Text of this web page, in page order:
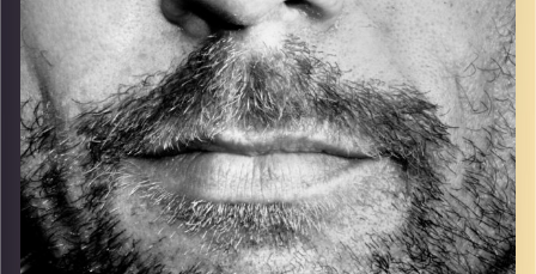
קרדיט תמונות: David Goehring